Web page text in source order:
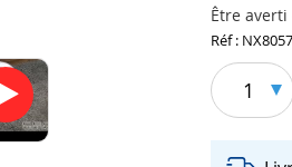
Être
Réf :
1